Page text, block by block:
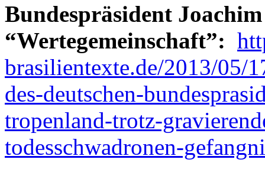
Bundespräsident
“Wertegemeinschaft”:
brasilientexte.de/2013/05/
des-deutschen-
tropenland-trotz-
todesschwadronen-